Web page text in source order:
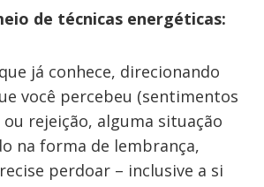
de técnicas energéticas:
já conhece, direcionando
você percebeu (sentimentos
rejeição, alguma situação
na forma de lembrança,
perdoar – inclusive a si